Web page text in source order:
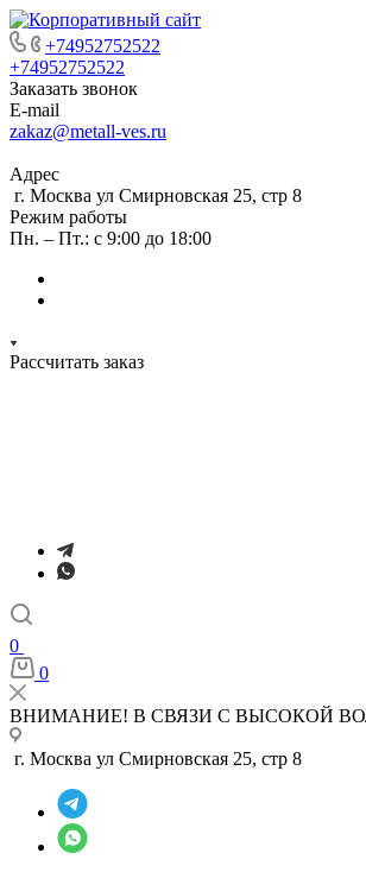
+74952752522
+74952752522
Заказать звонок
E-mail
zakaz@metall-ves.ru
Адрес
г. Москва ул Смирновская 25, стр 8
Режим работы
Пн. – Пт.: с 9:00 до 18:00
Рассчитать заказ
0
0
ВНИМАНИЕ! В СВЯЗИ С ВЫСОКОЙ
г. Москва ул Смирновская 25, стр 8